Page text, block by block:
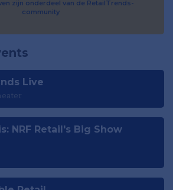
zijn onderdeel van de RetailTrends-
community
Live
NRF Retail's Big Show